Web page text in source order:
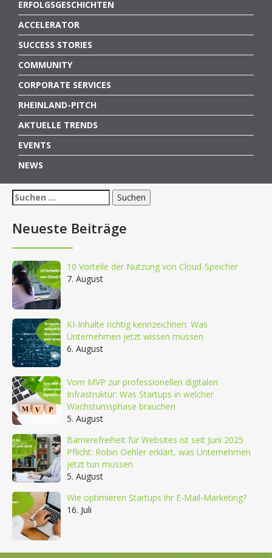
ERFOLGSGESCHICHTEN
ACCELERATOR
SUCCESS STORIES
COMMUNITY
CORPORATE SERVICES
RHEINLAND-PITCH
AKTUELLE TRENDS
EVENTS
NEWS
Suchen
nach:
Neueste Beiträge
10 Vorteile der Nutzung von Cloud-Speicher
7. August
KI-Inhalte richtig kennzeichnen: Was
Unternehmen jetzt wissen müssen
6. August
Vom MVP zur professionellen digitalen
Infrastruktur: Was Startups in welcher
Wachstumsphase brauchen
5. August
Barrierefreiheit für Websites ist seit Juni 2025
Pflicht: Robin Oehler erklärt, was Unternehmen
jetzt tun müssen
5. August
Wie optimieren Startups ihr E-Mail-Marketing?
16. Juli